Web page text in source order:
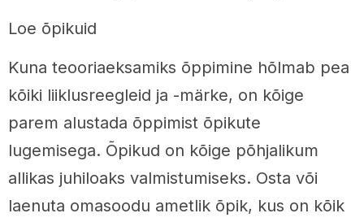
Loe õpikuid
Kuna teooriaeksamiks õppimine hõlmab pea
kõiki liiklusreegleid ja -märke, on kõige
parem alustada õppimist õpikute
lugemisega. Õpikud on kõige põhjalikum
allikas juhiloaks valmistumiseks. Osta või
laenuta omasoodu ametlik õpik, kus on kõik